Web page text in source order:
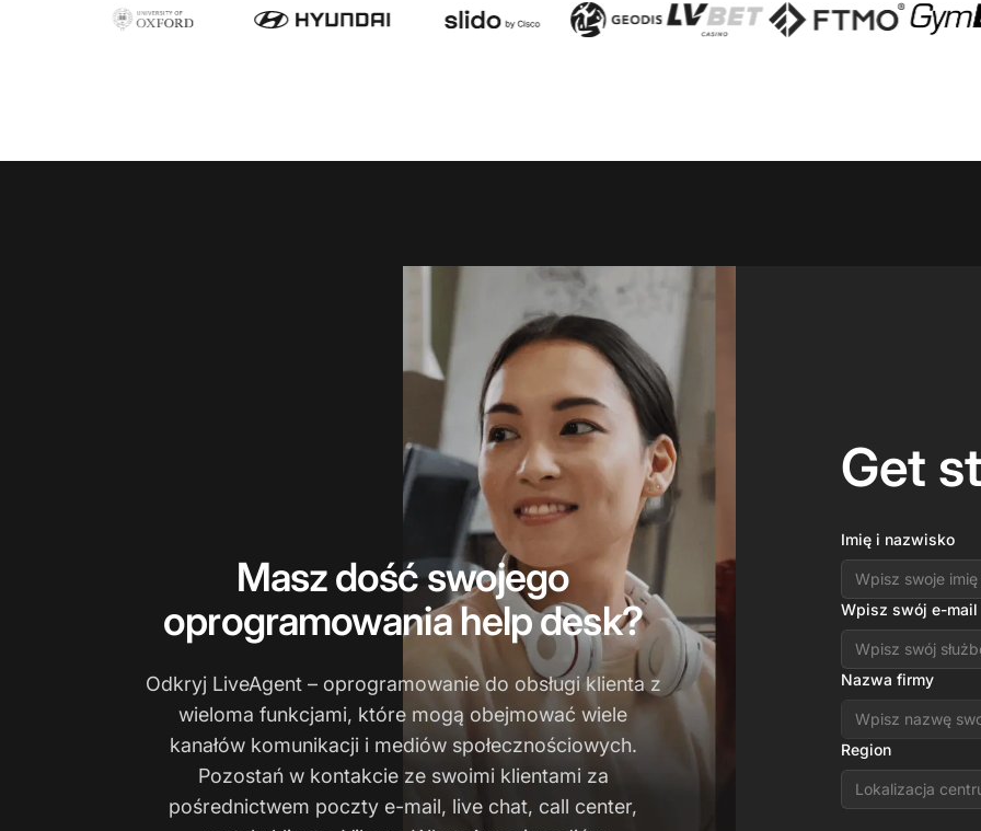
Masz dość swojego
oprogramowania help desk?
Odkryj LiveAgent – oprogramowanie do obsługi klienta z
wieloma funkcjami, które mogą obejmować wiele
kanałów komunikacji i mediów społecznościowych.
Pozostań w kontakcie ze swoimi klientami za
pośrednictwem poczty e-mail, live chat, call center,
Get
Imię i nazwisko
Wpisz swój e-mail
Nazwa firmy
Region
Lokalizacja